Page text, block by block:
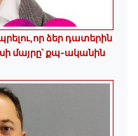
ձեր դատերին
մայրը՝ քպ-ականին